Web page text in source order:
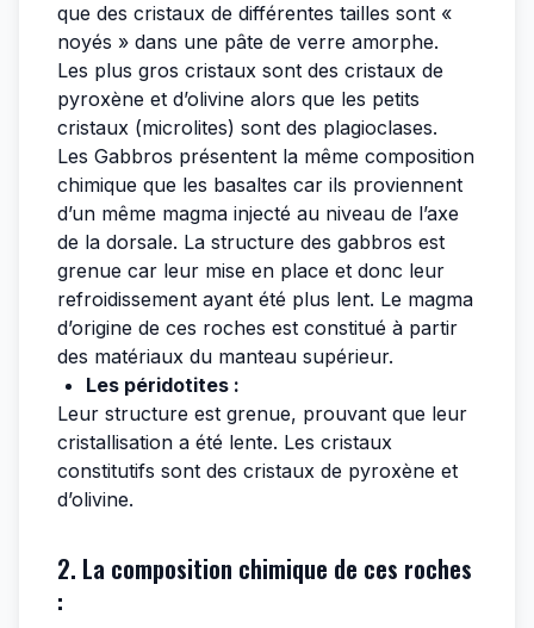
que des cristaux de différentes tailles sont «
noyés » dans une pâte de verre amorphe.
Les plus gros cristaux sont des cristaux de
pyroxène et d’olivine alors que les petits
cristaux (microlites) sont des plagioclases.
Les Gabbros présentent la même composition
chimique que les basaltes car ils proviennent
d’un même magma injecté au niveau de l’axe
de la dorsale. La structure des gabbros est
grenue car leur mise en place et donc leur
refroidissement ayant été plus lent. Le magma
d’origine de ces roches est constitué à partir
des matériaux du manteau supérieur.
Les péridotites :
Leur structure est grenue, prouvant que leur
cristallisation a été lente. Les cristaux
constitutifs sont des cristaux de pyroxène et
d’olivine.
2. La composition chimique de ces roches
: